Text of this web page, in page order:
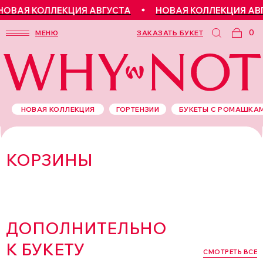
КОЛЛЕКЦИЯ АВГУСТА НОВАЯ КОЛЛЕКЦИЯ
МЕНЮ 0
ЗАКАЗАТЬ БУКЕТ
БУКЕТЫ С
НОВАЯ КОЛЛЕКЦИЯ ГОРТЕНЗИИ
КОРЗИНЫ
ДОПОЛНИТЕЛЬНО
К БУКЕТУ
СМОТРЕТЬ ВСЕ